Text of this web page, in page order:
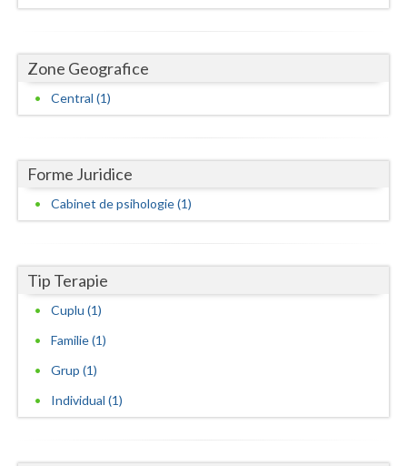
Iasi
Ilfov
Mehedinti
Mures
Olt
Prahova
Salaj
Sibiu
Zone Geografice
Central (1)
Forme Juridice
Cabinet de psihologie (1)
Tip Terapie
Cuplu (1)
Familie (1)
Grup (1)
Individual (1)